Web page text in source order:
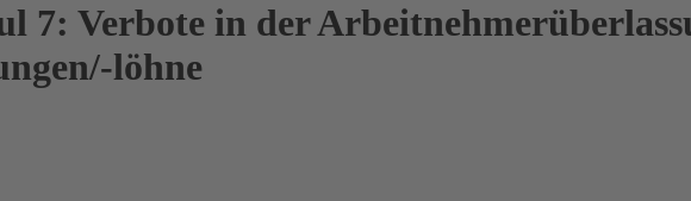
7: Verbote in der
löhne